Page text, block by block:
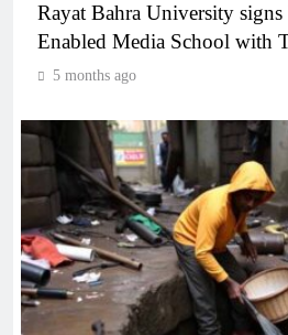
Rayat Bahra University
Enabled Media School with
5 months ago